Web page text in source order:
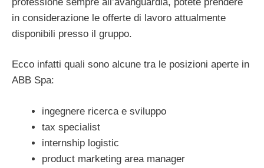
in considerazione le offerte di lavoro attualmente
disponibili presso il gruppo.
Ecco infatti quali sono alcune tra le posizioni aperte in
ABB Spa:
ingegnere ricerca e sviluppo
tax specialist
internship logistic
product marketing area manager